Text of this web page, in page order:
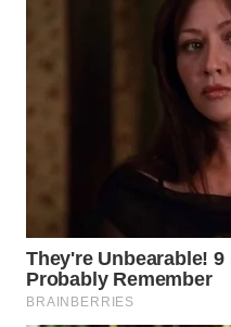
LIKUPANG
Wahana
Media